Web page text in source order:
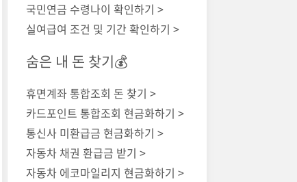
국민연금 수령나이 확인하기 >
실여급여 조건 및 기간 확인하기 >
숨은 내 돈 찾기💰
휴면계좌 통합조회 돈 찾기 >
카드포인트 통합조회 현금화하기 >
통신사 미환급금 현금화하기 >
자동차 채권 환급금 받기 >
자동차 에코마일리지 현금화하기 >